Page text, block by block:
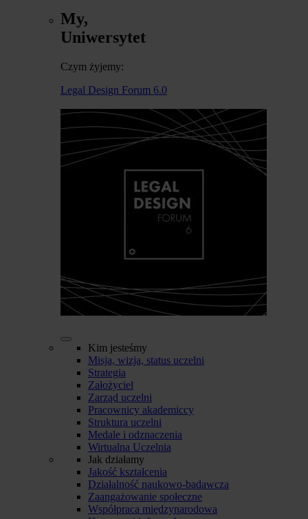
My,
Uniwersytet
Czym żyjemy:
Legal Design Forum 6.0
Kim jesteśmy
Misja, wizja, status uczelni
Strategia
Założyciel
Zarząd uczelni
Pracownicy akademiccy
Struktura uczelni
Medale i odznaczenia
Wirtualna Uczelnia
Jak działamy
Jakość kształcenia
Działalność naukowo-badawcza
Zaangażowanie społeczne
Współpraca międzynarodowa